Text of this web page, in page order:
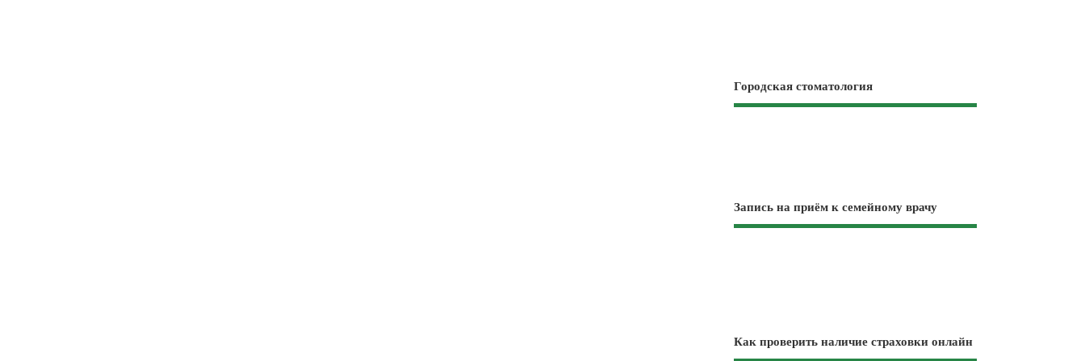
Городская стоматология
Запись на приём к семейному врачу
Как проверить наличие страховки онлайн